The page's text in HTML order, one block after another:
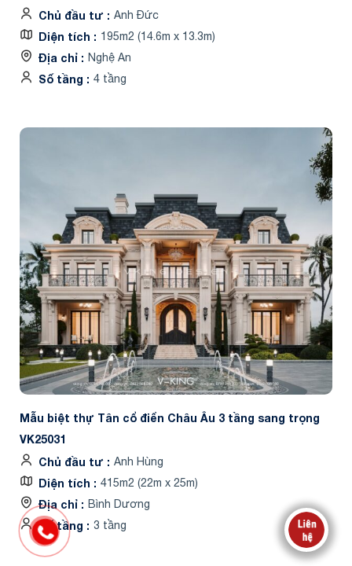
Chủ đầu tư
Anh Đức
Diện tích 195m2 (14.6m x 13.3m)
Địa chỉ Nghệ An
Số tầng 4 tầng
Mẫu biệt thự Tân cổ điển Châu Âu 3 tầng sang trọng
VK25031
Chủ đầu tư
Anh Hùng
Diện tích 415m2 (22m x 25m)
Địa chỉ Bình Dương
Số tầng 3 tầng